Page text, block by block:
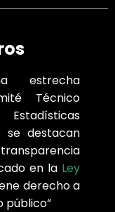
estrecha
Técnico
se destacan
en la Ley
derecho a
público”